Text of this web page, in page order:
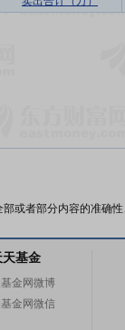
或者部分内容的准确